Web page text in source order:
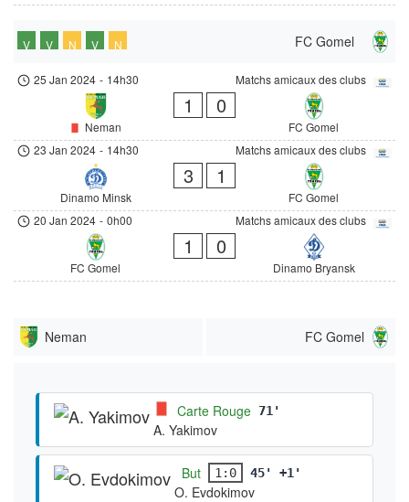
FC Gomel
V V N V N
Matchs amicaux des clubs
25 Jan 2024 - 14h30
Neman
1 0
FC Gomel
Matchs amicaux des clubs
23 Jan 2024 - 14h30
Dinamo Minsk
3 1
FC Gomel
Matchs amicaux des clubs
20 Jan 2024 - 0h00
FC Gomel
1 0
Dinamo Bryansk
Neman FC Gomel
Carte Rouge 71'
A. Yakimov
But 1:0 45' +1'
O. Evdokimov